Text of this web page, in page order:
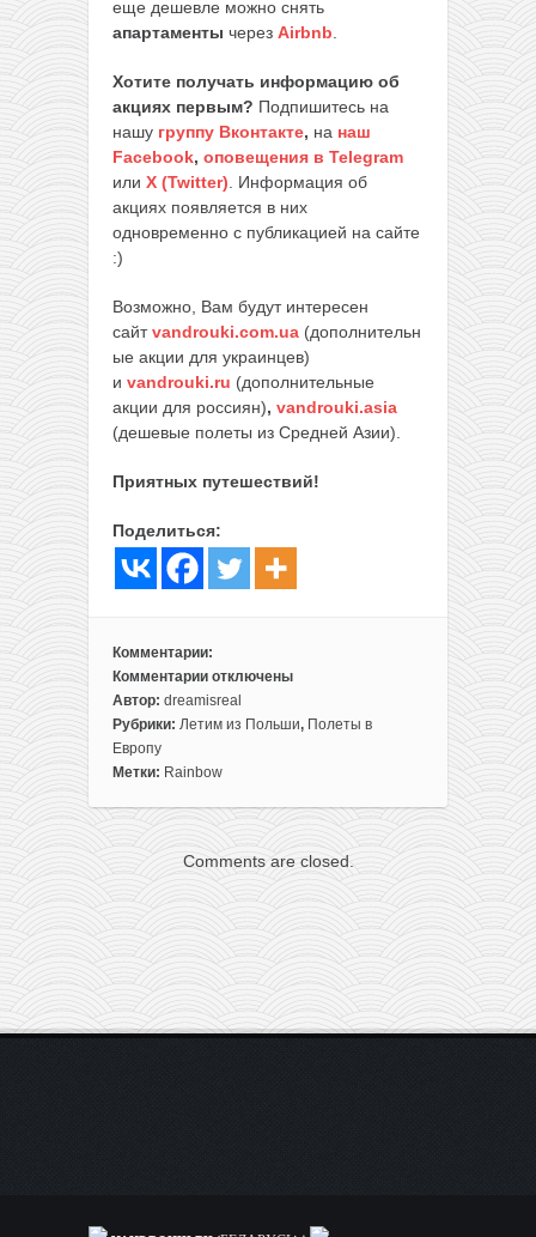
еще дешевле можно снять
апартаменты через Airbnb
Хотите получать информацию об
акциях первым? Подпишитесь на
нашу группу Вконтакте, на наш
Facebook, оповещения в Telegram
или X (Twitter) . Информация об
акциях появляется в них
одновременно с публикацией на сайте
:)
Возможно, Вам будут интересен
сайтvandrouki.com.ua (дополнительн
ые акции для украинцев)
и vandrouki.ru (дополнительные
акции для россиян), vandrouki.asia
(дешевые полеты из Средней Азии).
Приятных путешествий!
Поделиться:
Комментарии:
Комментарии
к
записи
Rainbow:
чартеры
Польши
в
Испанию
всего
обратно
отключены
Автор: dreamisreal
Рубрики: Летим из Польши, Полеты в
Европу
Метки: Rainbow
Comments are closed.